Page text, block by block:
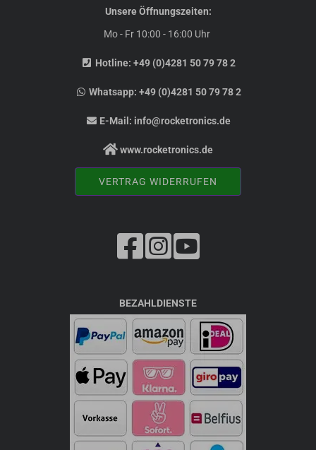
Unsere Öffnungszeiten:
Mo - Fr 10:00 - 16:00 Uhr
Hotline: +49 (0)4281 50 79 78 2
Whatsapp:+49 (0)4281 50 79 78 2
E-Mail: info@rocketronics.de
www.rocketronics.de
VERTRAG WIDERRUFEN
BEZAHLDIENSTE